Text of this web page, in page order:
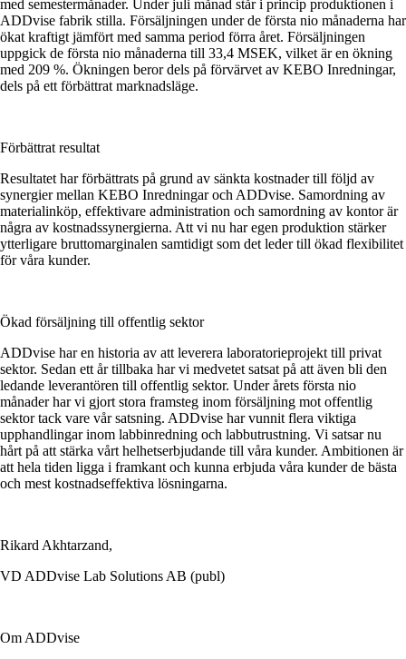
med semestermånader. Under juli månad står i princip produktionen i
ADDvise fabrik stilla. Försäljningen under de första nio månaderna har
ökat kraftigt jämfört med samma period förra året. Försäljningen
uppgick de första nio månaderna till 33,4 MSEK, vilket är en ökning
med 209 %. Ökningen beror dels på förvärvet av KEBO Inredningar,
dels på ett förbättrat marknadsläge.
Förbättrat resultat
Resultatet har förbättrats på grund av sänkta kostnader till följd av
synergier mellan KEBO Inredningar och ADDvise. Samordning av
materialinköp, effektivare administration och samordning av kontor är
några av kostnadssynergierna. Att vi nu har egen produktion stärker
ytterligare bruttomarginalen samtidigt som det leder till ökad flexibilitet
för våra kunder.
Ökad försäljning till offentlig sektor
ADDvise har en historia av att leverera laboratorieprojekt till privat
sektor. Sedan ett år tillbaka har vi medvetet satsat på att även bli den
ledande leverantören till offentlig sektor. Under årets första nio
månader har vi gjort stora framsteg inom försäljning mot offentlig
sektor tack vare vår satsning. ADDvise har vunnit flera viktiga
upphandlingar inom labbinredning och labbutrustning. Vi satsar nu
hårt på att stärka vårt helhetserbjudande till våra kunder. Ambitionen är
att hela tiden ligga i framkant och kunna erbjuda våra kunder de bästa
och mest kostnadseffektiva lösningarna.
Rikard Akhtarzand,
VD ADDvise Lab Solutions AB (publ)
Om ADDvise